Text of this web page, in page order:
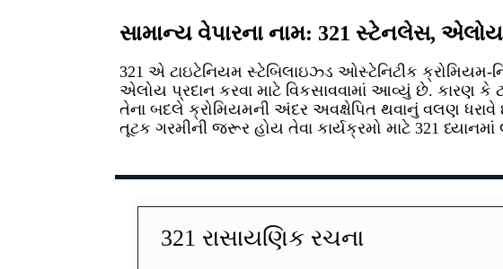
સામાન્ય વેપારના નામ: 321 સ્ટેનલેસ, એલોય
321 એ ટાઇટેનિયમ સ્ટેબિલાઇઝ્ડ ઓસ્ટેનિટીક ક્રોમિયમ-
એલોય પ્રદાન કરવા માટે વિકસાવવામાં આવ્યું છે. કારણ કે
તેના બદલે ક્રોમિયમની અંદર અવક્ષેપિત થવાનું વલણ
તૂટક ગરમીની જરૂર હોય તેવા કાર્યક્રમો માટે 321
321 રાસાયણિક રચના